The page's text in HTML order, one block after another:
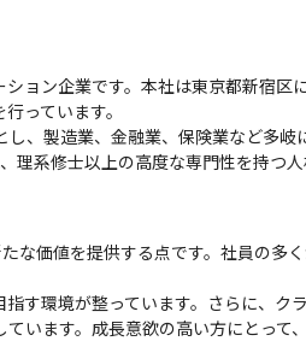
ョン企業です。本社は東京都新宿
っています。
、製造業、金融業、保険業など多
系修士以上の高度な専門性を持つ
な価値を提供する点です。社員の多
す環境が整っています。さらに、ク
います。成長意欲の高い方にとって